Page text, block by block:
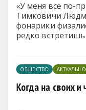
«У меня все по-
Тимковичи
фонарики
редко встретишь
ОБЩЕСТВО АКТУАЛЬНО
Когда на своих